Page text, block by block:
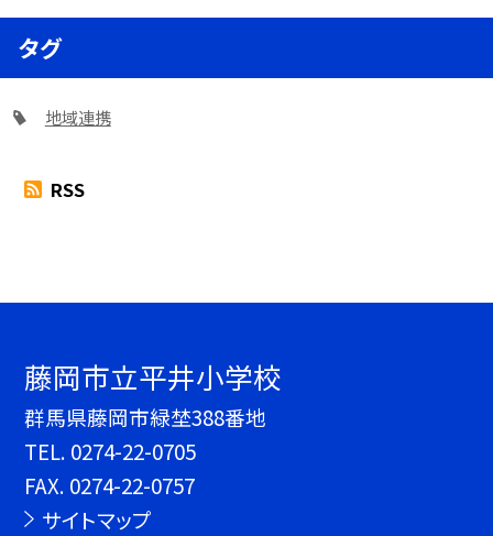
タグ
地域連携
RSS
藤岡市立平井小学校
群馬県藤岡市緑埜388番地
TEL. 0274-22-0705
FAX. 0274-22-0757
サイトマップ